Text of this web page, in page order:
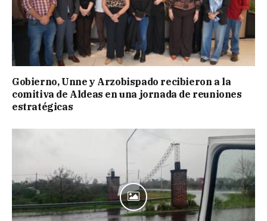
Gobierno, Unne y Arzobispado recibieron a la
comitiva de Aldeas en una jornada de reuniones
estratégicas